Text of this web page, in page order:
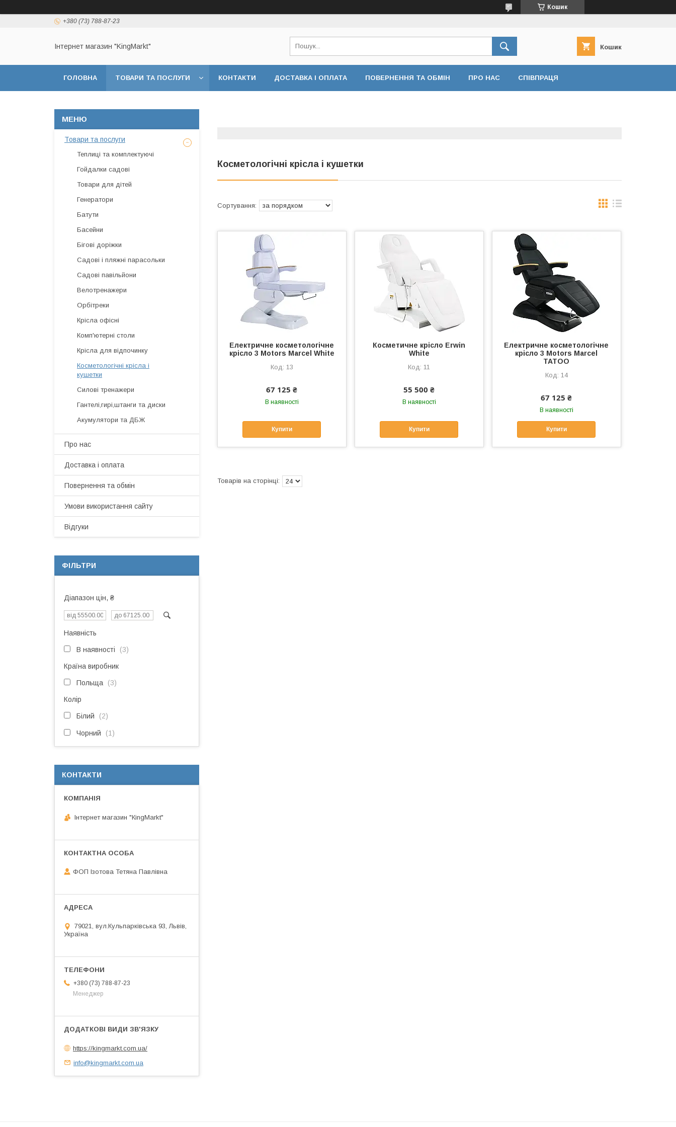
Кошик
+380 (73) 788-87-23
Інтернет магазин "KingМarkt" Кошик
ГОЛОВНА ТОВАРИ ТА ПОСЛУГИ КОНТАКТИ ДОСТАВКА І ОПЛАТА ПОВЕРНЕННЯ ТА ОБМІН ПРО НАС СПІВПРАЦЯ
Косметологічні крісла і кушетки
Електричне косметологічне
крісло 3 Motors Marcel White
13
67 125 ₴
В наявності
Купити
Косметичне крісло Erwin
White
11
55 500 ₴
В наявності
Купити
Електричне косметологічне
крісло 3 Motors Marcel
TATOO
14
67 125 ₴
В наявності
Купити
Товари та послуги
Теплиці та комплектуючі
Гойдалки садові
Товари для дітей
Генератори
Батути
Басейни
Бігові доріжки
Садові і пляжні парасольки
Садові павільйони
Велотренажери
Орбітреки
Крісла офісні
Комп'ютерні столи
Крісла для відпочинку
Косметологічні крісла і
кушетки
Силові тренажери
Гантелі,гирі,штанги та диски
Акумулятори та ДБЖ
Про нас
Доставка і оплата
Повернення та обмін
Умови використання сайту
Відгуки
ФІЛЬТРИ
Діапазон цін, ₴
Наявність
В наявності 3
Країна виробник
Польща 3
Колір
Білий 2
Чорний 1
КОНТАКТИ
Інтернет магазин "КingМarkt"
ФОП Ізотова Тетяна Павлівна
79021, вул.Кульпарківська 93, Львів,
Україна
+380 (73) 788-87-23
Менеджер
https://kingmarkt.com.ua/
info@kingmarkt.com.ua